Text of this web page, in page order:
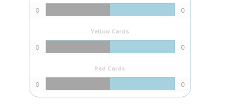
0 0
Yellow Cards
0 0
Red Cards
0 0